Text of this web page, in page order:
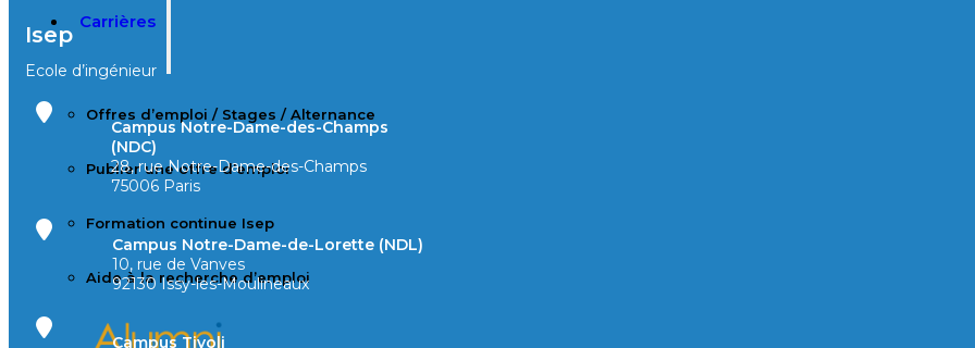
Carrières
Offres d’emploi / Stages / Alternance
Publier une offre d’emploi
Formation continue Isep
Aide à la recherche d’emploi
Isep
Ecole d’ingénieur
Campus Notre-Dame-des-Champs
(NDC)
28, rue Notre-Dame-des-Champs
75006 Paris
Campus Notre-Dame-de-Lorette (NDL)
10, rue de Vanves
92130 Issy-les-Moulineaux
Campus Tivoli